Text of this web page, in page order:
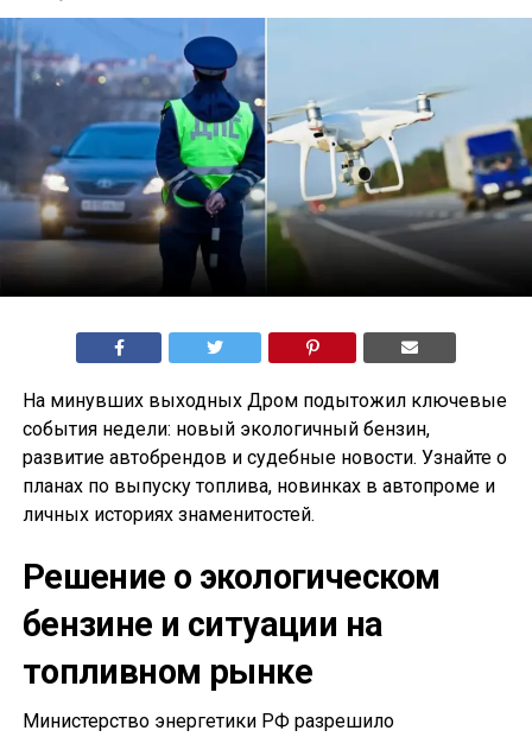
На минувших выходных Дром подытожил ключевые
события недели: новый экологичный бензин,
развитие автобрендов и судебные новости. Узнайте о
планах по выпуску топлива, новинках в автопроме и
личных историях знаменитостей.
Решение о экологическом
бензине и ситуации на
топливном рынке
Министерство энергетики РФ разрешило